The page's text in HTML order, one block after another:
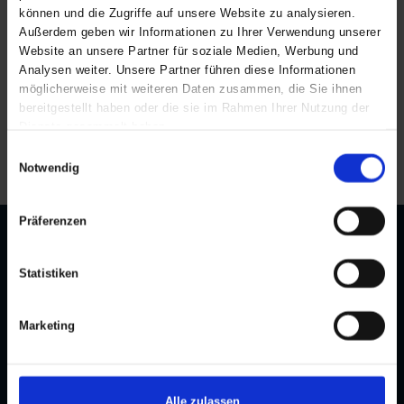
können und die Zugriffe auf unsere Website zu analysieren.
Außerdem geben wir Informationen zu Ihrer Verwendung unserer
Website an unsere Partner für soziale Medien, Werbung und
Analysen weiter. Unsere Partner führen diese Informationen
möglicherweise mit weiteren Daten zusammen, die Sie ihnen
bereitgestellt haben oder die sie im Rahmen Ihrer Nutzung der
Notwendig
Präferenzen
Statistiken
Marketing
Alle zulassen
Regenanzug Kinder
ART. 092508
Colors: Sizes: 80-152
Bib & Brace kids
ART. 074502
Colors: Sizes: 1-10 Jahre
KONTAKT
DK-7400 Herning
KUNDENDIENST